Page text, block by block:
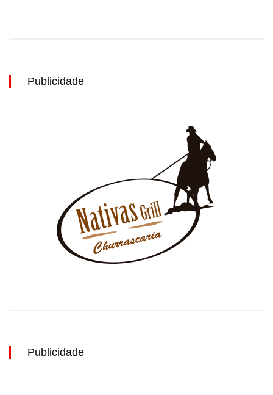
Publicidade
Publicidade